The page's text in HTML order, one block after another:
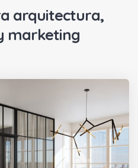
arquitectura,
marketing